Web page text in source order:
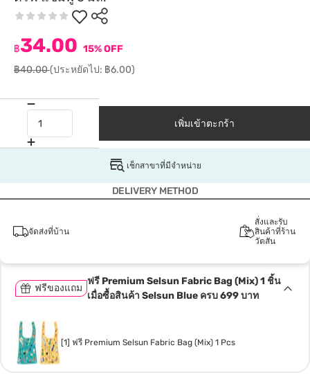
฿34.00 15% OFF
฿40.00(ประหยัดไป: ฿6.00)
เพิ่มเข้าตะกร้า
เช็กสาขาที่มีจำหน่าย
DELIVERY METHOD
จัดส่งที่บ้าน
สั่งและรับ
สินค้าที่ร้าน
วัตสัน
ฟรีของแถม
ฟรี Premium Selsun Fabric Bag (Mix) 1 ชิ้น
เมื่อซื้อสินค้า Selsun Blue ครบ 699 บาท
[1] ฟรี Premium Selsun Fabric Bag (Mix) 1 Pcs